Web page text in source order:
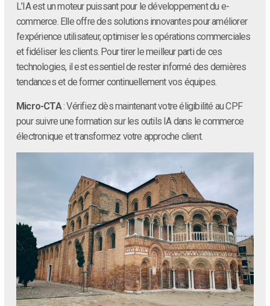
L’IA est un moteur puissant pour le développement du e-
commerce. Elle offre des solutions innovantes pour améliorer
l’expérience utilisateur, optimiser les opérations commerciales
et fidéliser les clients. Pour tirer le meilleur parti de ces
technologies, il est essentiel de rester informé des dernières
tendances et de former continuellement vos équipes.
Micro-CTA: Vérifiez dès maintenant votre éligibilité au CPF
pour suivre une formation sur les outils IA dans le commerce
électronique et transformez votre approche client.